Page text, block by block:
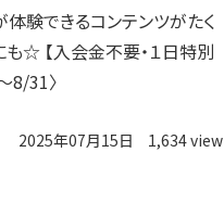
験できるコンテンツがたく
☆ 【入会金不要・１日特別
8/31〉
2025年07月15日 1,634 view